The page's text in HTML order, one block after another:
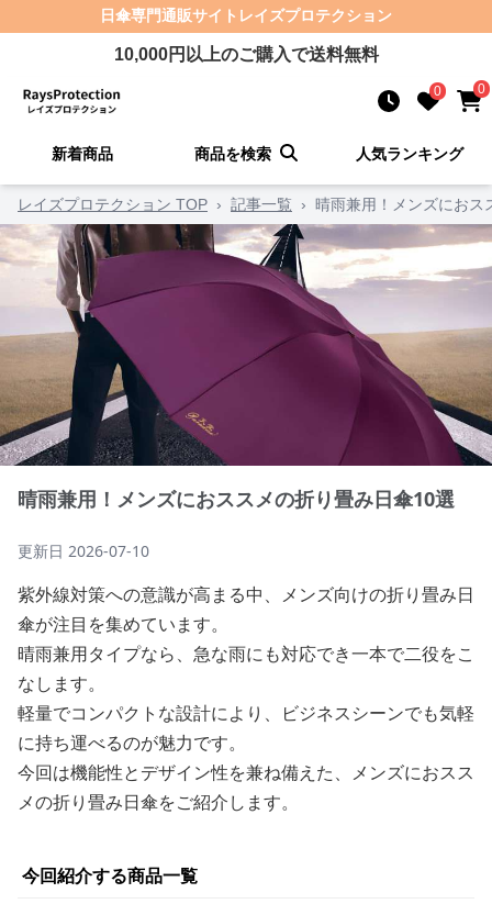
日傘専門通販サイト レイズプロテクション
10,000円以上のご購入で送料無料
0 0
新着商品 商品を検索 人気ランキング
レイズプロテクション TOP › 記事一覧 › 晴雨兼用！メンズにおス
晴雨兼用！メンズにおススメの折り畳み日傘10選
更新日 2026-07-10
紫外線対策への意識が高まる中、メンズ向けの折り畳み日
傘が注目を集めています。
晴雨兼用タイプなら、急な雨にも対応でき一本で二役をこ
なします。
軽量でコンパクトな設計により、ビジネスシーンでも気軽
に持ち運べるのが魅力です。
今回は機能性とデザイン性を兼ね備えた、メンズにおスス
メの折り畳み日傘をご紹介します。
今回紹介する商品一覧